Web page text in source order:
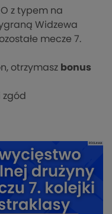
z typem na
Widzewa
mecze 7.
otrzymasz bonus